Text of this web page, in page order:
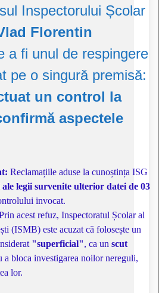
Inspectorului Școlar
Florentin
a fi unul de respingere
pe o singură premisă:
un control la
aspectele
Reclamațiile aduse la cunoștința ISG
legii survenite ulterior datei de 03
invocat.
acest refuz, Inspectoratul Școlar al
(ISMB) este acuzat că folosește un
"superficial", ca un scut
a bloca investigarea noilor nereguli,
lor.